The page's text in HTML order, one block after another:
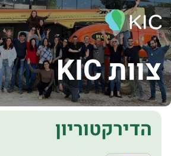
צוות KIC
הדירקטוריון